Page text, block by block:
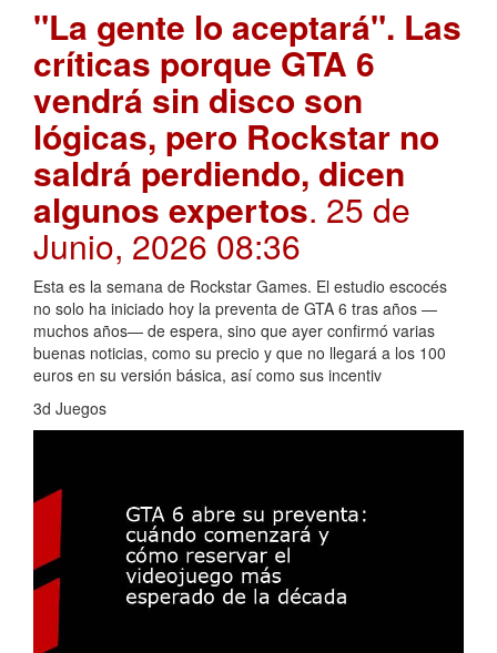
"La gente lo aceptará". Las
críticas porque GTA 6
vendrá sin disco son
lógicas, pero Rockstar no
saldrá perdiendo, dicen
algunos expertos. 25 de
Junio, 2026 08:36
Esta es la semana de Rockstar Games. El estudio escocés
no solo ha iniciado hoy la preventa de GTA 6 tras años —
muchos años— de espera, sino que ayer confirmó varias
buenas noticias, como su precio y que no llegará a los 100
euros en su versión básica, así como sus incentiv
3d Juegos